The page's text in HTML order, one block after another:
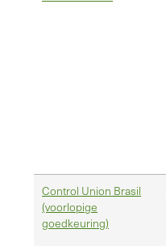
Control Union Brasil
(voorlopige
goedkeuring)